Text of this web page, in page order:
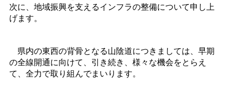
次に、地域振興を支えるインフラの整備について申し上
げます。
県内の東西の背骨となる山陰道につきましては、早期
の全線開通に向けて、引き続き、様々な機会をとらえ
て、全力で取り組んでまいります。